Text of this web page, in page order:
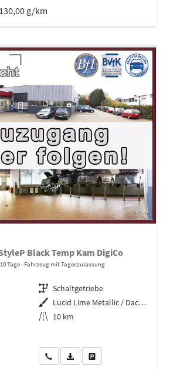
130,00 g/km
Black Temp Kam DigiCo
10 Tage Fahrzeug mit Tageszulassung
Getriebe Schaltgetriebe
Außenfarbe
Lucid Lime Metallic / Dachfarbe
Kilometerstand 10 km
Wir rufen Sie anPDF-Datei, Fahrzeugexposé